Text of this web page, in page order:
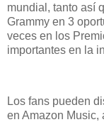
mundial, tanto así
Grammy en 3
veces en los
importantes en la
Los fans pueden
en Amazon Music,